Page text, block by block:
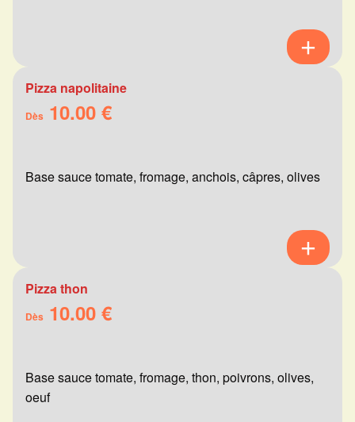
Pizza napolitaine
Dès 10.00 €
Base sauce tomate, fromage, anchois, câpres, olives
Pizza thon
Dès 10.00 €
Base sauce tomate, fromage, thon, poivrons, olives,
oeuf